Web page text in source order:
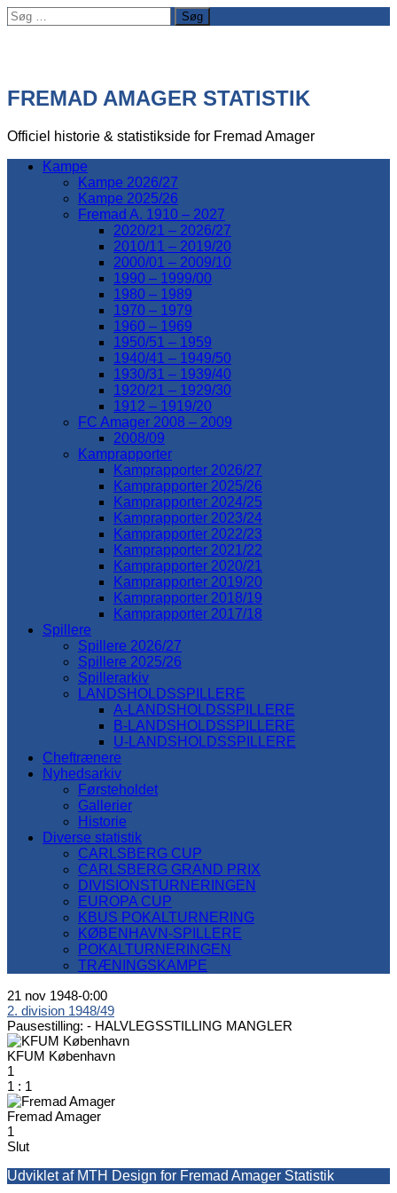
Søg
efter:
FREMAD AMAGER STATISTIK
Officiel historie & statistikside for Fremad Amager
Kampe
Kampe 2026/27
Kampe 2025/26
Fremad A. 1910 – 2027
2020/21 – 2026/27
2010/11 – 2019/20
2000/01 – 2009/10
1990 – 1999/00
1980 – 1989
1970 – 1979
1960 – 1969
1950/51 – 1959
1940/41 – 1949/50
1930/31 – 1939/40
1920/21 – 1929/30
1912 – 1919/20
FC Amager 2008 – 2009
2008/09
Kamprapporter
Kamprapporter 2026/27
Kamprapporter 2025/26
Kamprapporter 2024/25
Kamprapporter 2023/24
Kamprapporter 2022/23
Kamprapporter 2021/22
Kamprapporter 2020/21
Kamprapporter 2019/20
Kamprapporter 2018/19
Kamprapporter 2017/18
Spillere
Spillere 2026/27
Spillere 2025/26
Spillerarkiv
LANDSHOLDSSPILLERE
A-LANDSHOLDSSPILLERE
B-LANDSHOLDSSPILLERE
U-LANDSHOLDSSPILLERE
Cheftrænere
Nyhedsarkiv
Førsteholdet
Gallerier
Historie
Diverse statistik
CARLSBERG CUP
CARLSBERG GRAND PRIX
DIVISIONSTURNERINGEN
EUROPA CUP
KBUS POKALTURNERING
KØBENHAVN-SPILLERE
POKALTURNERINGEN
TRÆNINGSKAMPE
21 nov 1948-0:00
2. division 1948/49
Pausestilling: - HALVLEGSSTILLING MANGLER
KFUM København
1
1 : 1
Fremad Amager
1
Slut
Udviklet af MTH Design for Fremad Amager Statistik